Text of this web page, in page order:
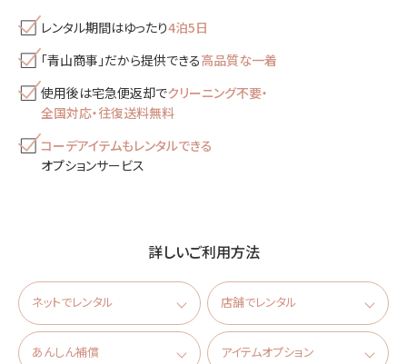
レンタル期間はゆったり4泊5日
「青山商事」だから提供できる高品質な一着
使用後は宅急便返却でクリーニング不要・
全国対応・往復送料無料
コーデアイテムもレンタルできる
オプションサービス
詳しいご利用方法
ネットでレンタル 店舗でレンタル
あんしん補償 アイテムオプション